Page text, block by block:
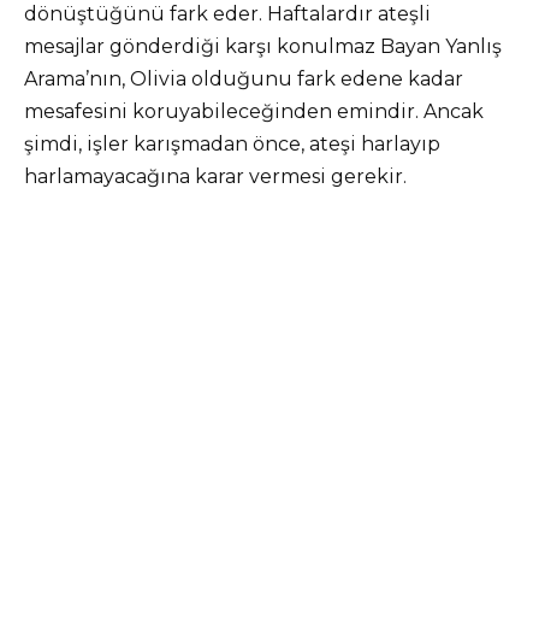
dönüştüğünü fark eder. Haftalardır ateşli
mesajlar gönderdiği karşı konulmaz Bayan Yanlış
Arama’nın, Olivia olduğunu fark edene kadar
mesafesini koruyabileceğinden emindir. Ancak
şimdi, işler karışmadan önce, ateşi harlayıp
harlamayacağına karar vermesi gerekir.